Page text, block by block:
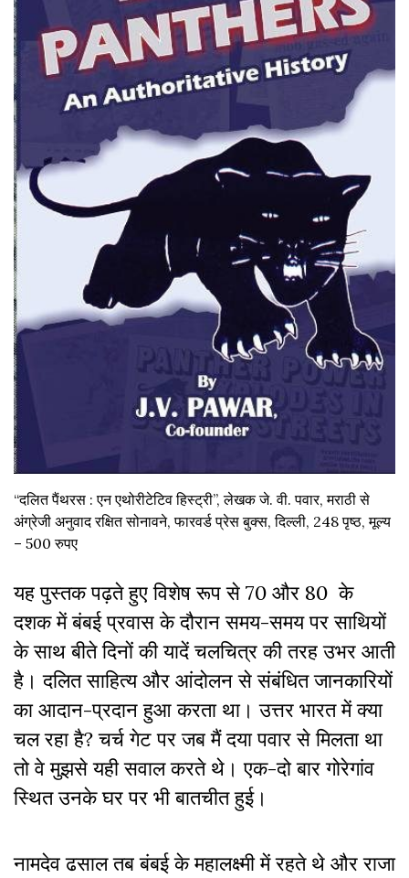
“दलित पैंथरस : एन एथोरीटेटिव हिस्ट्री”, लेखक जे. वी. पवार, मराठी से
अंग्रेजी अनुवाद रक्षित सोनावने, फारवर्ड प्रेस बुक्स, दिल्ली, 248 पृष्ठ, मूल्य
– 500 रुपए
यह पुस्तक पढ़ते हुए विशेष रूप से 70 और 80 के
दशक में बंबई प्रवास के दौरान समय-समय पर साथियों
के साथ बीते दिनों की यादें चलचित्र की तरह उभर आती
है। दलित साहित्य और आंदोलन से संबंधित जानकारियों
का आदान-प्रदान हुआ करता था। उत्तर भारत में क्या
चल रहा है? चर्च गेट पर जब मैं दया पवार से मिलता था
तो वे मुझसे यही सवाल करते थे। एक-दो बार गोरेगांव
स्थित उनके घर पर भी बातचीत हुई।
नामदेव ढसाल तब बंबई के महालक्ष्मी में रहते थे और राजा